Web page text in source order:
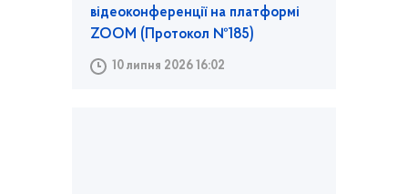
відеоконференції на платформі
ZOOM (Протокол №185)
10 липня 2026 16:02